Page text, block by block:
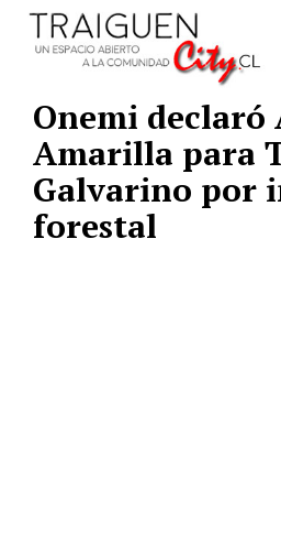
Onemi declaró
Amarilla para
Galvarino por
forestal